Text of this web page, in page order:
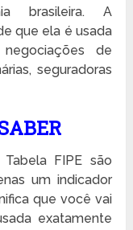
brasileira. A
que ela é usada
de
seguradoras
FIPE são
um indicador
que você vai
exatamente